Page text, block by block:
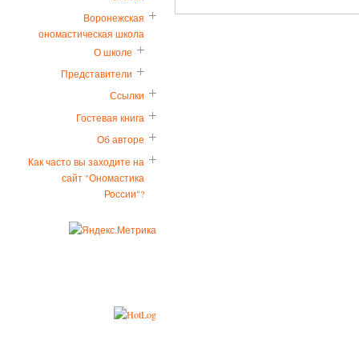
Воронежская
ономастическая школа
О школе
Представители
Ссылки
Гостевая книга
Об авторе
Как часто вы заходите на
сайт "Ономастика
России"?